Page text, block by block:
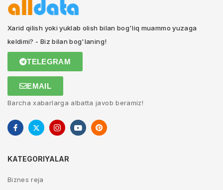
Xarid qilish yoki yuklab olish bilan bog'liq muammo yuzaga
keldimi? - Biz bilan bog'laning!
TELEGRAM
EMAIL
Barcha xabarlarga albatta javob beramiz!
KATEGORIYALAR
Biznes reja